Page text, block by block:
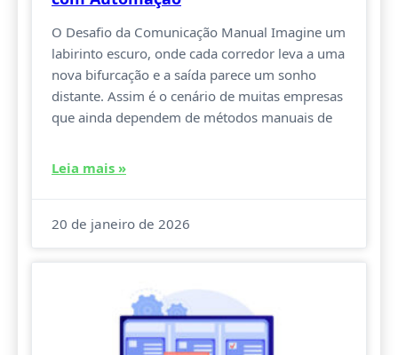
O Desafio da Comunicação Manual Imagine um
labirinto escuro, onde cada corredor leva a uma
nova bifurcação e a saída parece um sonho
distante. Assim é o cenário de muitas empresas
que ainda dependem de métodos manuais de
Leia mais »
20 de janeiro de 2026